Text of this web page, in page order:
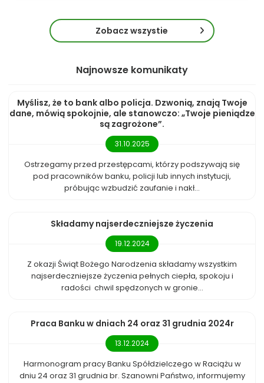
Zobacz wszystie
Najnowsze komunikaty
Myślisz, że to bank albo policja. Dzwonią, znają Twoje
dane, mówią spokojnie, ale stanowczo: „Twoje pieniądze
są zagrożone”.
31.10.2025
Ostrzegamy przed przestępcami, którzy podszywają się
pod pracowników banku, policji lub innych instytucji,
próbując wzbudzić zaufanie i nakł...
Składamy najserdeczniejsze życzenia
19.12.2024
Z okazji Świąt Bożego Narodzenia składamy wszystkim
najserdeczniejsze życzenia pełnych ciepła, spokoju i
radości chwil spędzonych w gronie...
Praca Banku w dniach 24 oraz 31 grudnia 2024r
13.12.2024
Harmonogram pracy Banku Spółdzielczego w Raciążu w
dniu 24 oraz 31 grudnia br. Szanowni Państwo, informujemy